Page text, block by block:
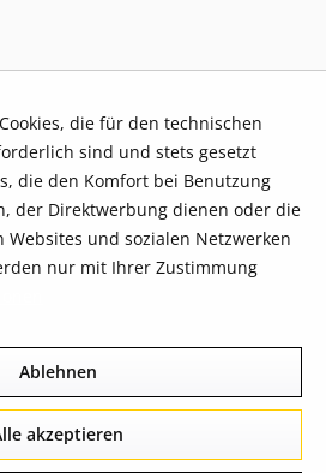
die für den technischen
sind und stets gesetzt
die den Komfort bei Benutzung
der Direktwerbung dienen oder die
und sozialen Netzwerken
nur mit Ihrer Zustimmung
Ablehnen
akzeptieren